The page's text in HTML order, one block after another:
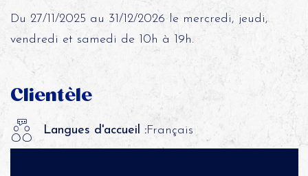
Du 27/11/2025 au 31/12/2026 le mercredi, jeudi,
vendredi et samedi de 10h à 19h.
Clientèle
Langues d'accueil :Français